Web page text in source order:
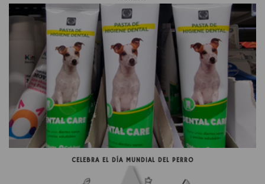
CELEBRA EL DÍA MUNDIAL DEL PERRO